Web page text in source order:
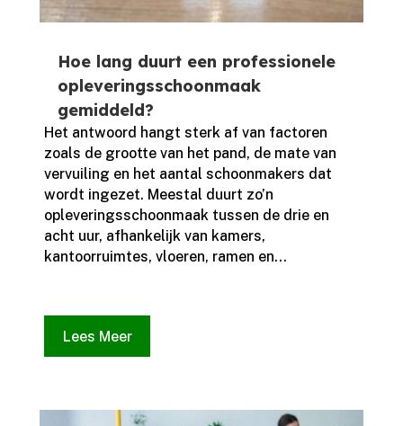
Hoe lang duurt een professionele
opleveringsschoonmaak
gemiddeld?
Het antwoord hangt sterk af van factoren
zoals de grootte van het pand, de mate van
vervuiling en het aantal schoonmakers dat
wordt ingezet.​ Meestal duurt zo’n
opleveringsschoonmaak tussen de drie en
acht uur, afhankelijk van kamers,
kantoorruimtes, vloeren, ramen en...
Lees Meer